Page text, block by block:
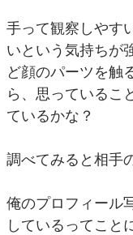
手って観察しやす
いという気持ちが
ど顔のパーツを触
ら、思っているこ
ているかな？
調べてみると相手
俺のプロフィール
しているってこと